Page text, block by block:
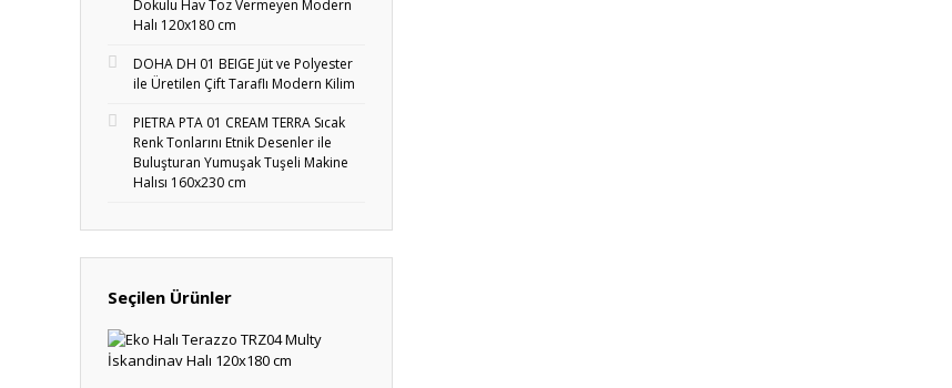
Dokulu Hav Toz Vermeyen Modern
Halı 120x180 cm
DOHA DH 01 BEIGE Jüt ve Polyester
ile Üretilen Çift Taraflı Modern Kilim
PIETRA PTA 01 CREAM TERRA Sıcak
Renk Tonlarını Etnik Desenler ile
Buluşturan Yumuşak Tuşeli Makine
Halısı 160x230 cm
Seçilen Ürünler